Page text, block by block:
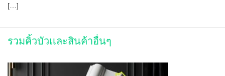
[…]
รวมคิ้วบัวเเละสินค้าอื่นๆ